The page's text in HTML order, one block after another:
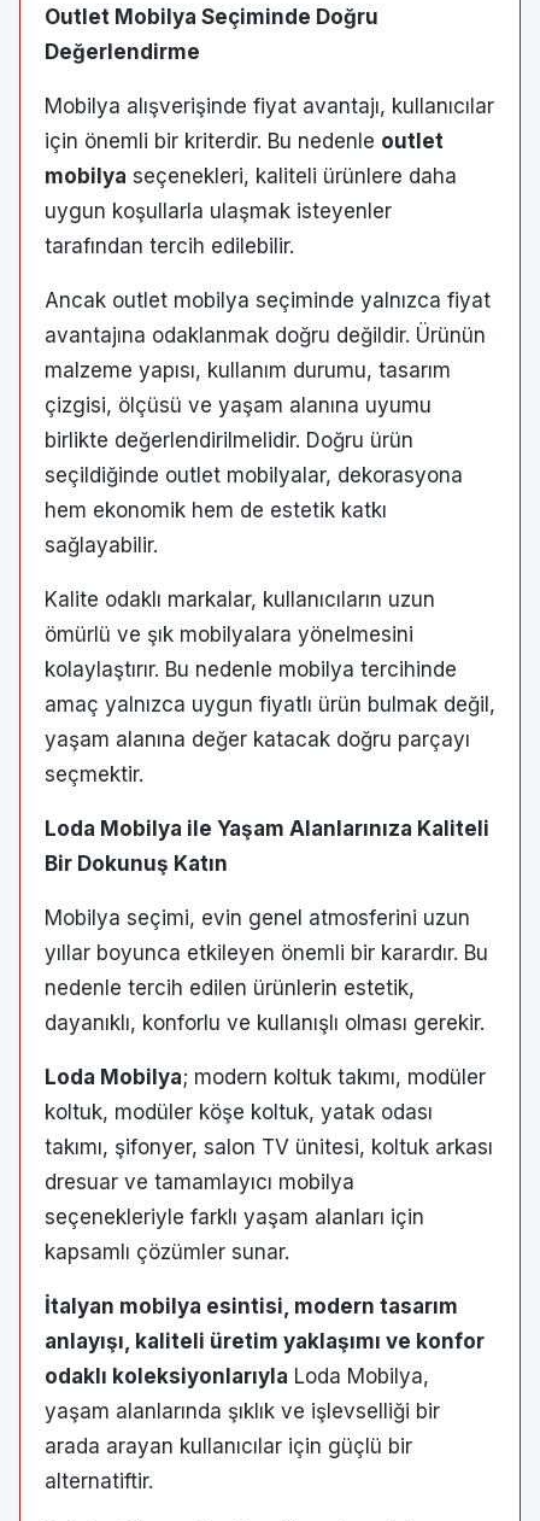
Outlet Mobilya Seçiminde Doğru
Değerlendirme
Mobilya alışverişinde fiyat avantajı, kullanıcılar
için önemli bir kriterdir. Bu nedenle outlet
mobilya seçenekleri, kaliteli ürünlere daha
uygun koşullarla ulaşmak isteyenler
tarafından tercih edilebilir.
Ancak outlet mobilya seçiminde yalnızca fiyat
avantajına odaklanmak doğru değildir. Ürünün
malzeme yapısı, kullanım durumu, tasarım
çizgisi, ölçüsü ve yaşam alanına uyumu
birlikte değerlendirilmelidir. Doğru ürün
seçildiğinde outlet mobilyalar, dekorasyona
hem ekonomik hem de estetik katkı
sağlayabilir.
Kalite odaklı markalar, kullanıcıların uzun
ömürlü ve şık mobilyalara yönelmesini
kolaylaştırır. Bu nedenle mobilya tercihinde
amaç yalnızca uygun fiyatlı ürün bulmak değil,
yaşam alanına değer katacak doğru parçayı
seçmektir.
Loda Mobilya ile Yaşam Alanlarınıza Kaliteli
Bir Dokunuş Katın
Mobilya seçimi, evin genel atmosferini uzun
yıllar boyunca etkileyen önemli bir karardır. Bu
nedenle tercih edilen ürünlerin estetik,
dayanıklı, konforlu ve kullanışlı olması gerekir.
Loda Mobilya; modern koltuk takımı, modüler
koltuk, modüler köşe koltuk, yatak odası
takımı, şifonyer, salon TV ünitesi, koltuk arkası
dresuar ve tamamlayıcı mobilya
seçenekleriyle farklı yaşam alanları için
kapsamlı çözümler sunar.
İtalyan mobilya esintisi, modern tasarım
anlayışı, kaliteli üretim yaklaşımı ve konfor
odaklı koleksiyonlarıyla Loda Mobilya,
yaşam alanlarında şıklık ve işlevselliği bir
arada arayan kullanıcılar için güçlü bir
alternatiftir.